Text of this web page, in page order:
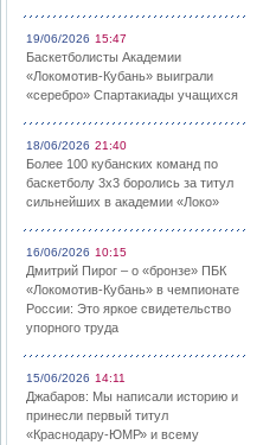
19/06/2026 15:47
Баскетболисты Академии
«Локомотив-Кубань» выиграли
«серебро» Спартакиады учащихся
18/06/2026 21:40
Более 100 кубанских команд по
баскетболу 3х3 боролись за титул
сильнейших в академии «Локо»
16/06/2026 10:15
Дмитрий Пирог – о «бронзе» ПБК
«Локомотив-Кубань» в чемпионате
России: Это яркое свидетельство
упорного труда
15/06/2026 14:11
Джабаров: Мы написали историю и
принесли первый титул
«Краснодару-ЮМР» и всему